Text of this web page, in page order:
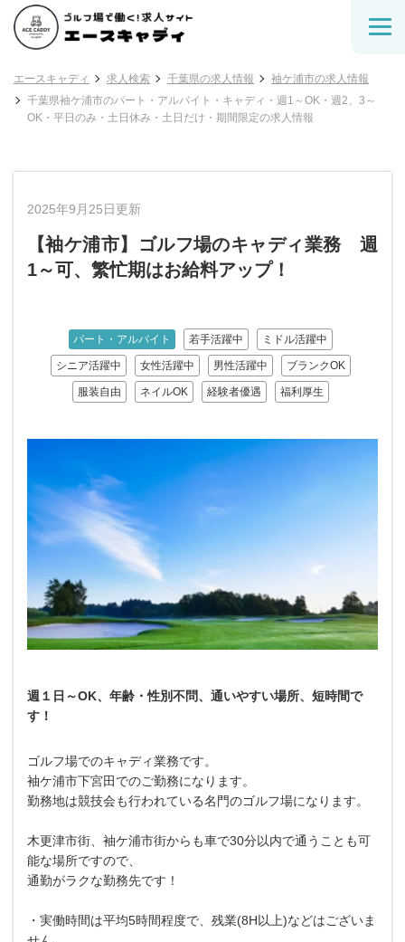
エースキャディ 求人検索 千葉県の求人情報
袖ケ浦市の求人情報
千葉県袖ケ浦市のパート・アルバイト・キャディ・週1～OK・週2、3～
OK・平日のみ・土日休み・土日だけ・期間限定の求人情報
2025年9月25日更新
【袖ケ浦市】ゴルフ場のキャディ業務 週
1～可、繁忙期はお給料アップ！
パート・アルバイト 若手活躍中 ミドル活躍中
シニア活躍中 女性活躍中 男性活躍中 ブランクOK
服装自由 ネイルOK 経験者優遇 福利厚生
週１日～OK、年齢・性別不問、通いやすい場所、短時間で
す！
ゴルフ場でのキャディ業務です。
袖ケ浦市下宮田でのご勤務になります。
勤務地は競技会も行われている名門のゴルフ場になります。
木更津市街、袖ケ浦市街からも車で30分以内で通うことも可
能な場所ですので、
通勤がラクな勤務先です！
・実働時間は平均5時間程度で、残業(8H以上)などはございま